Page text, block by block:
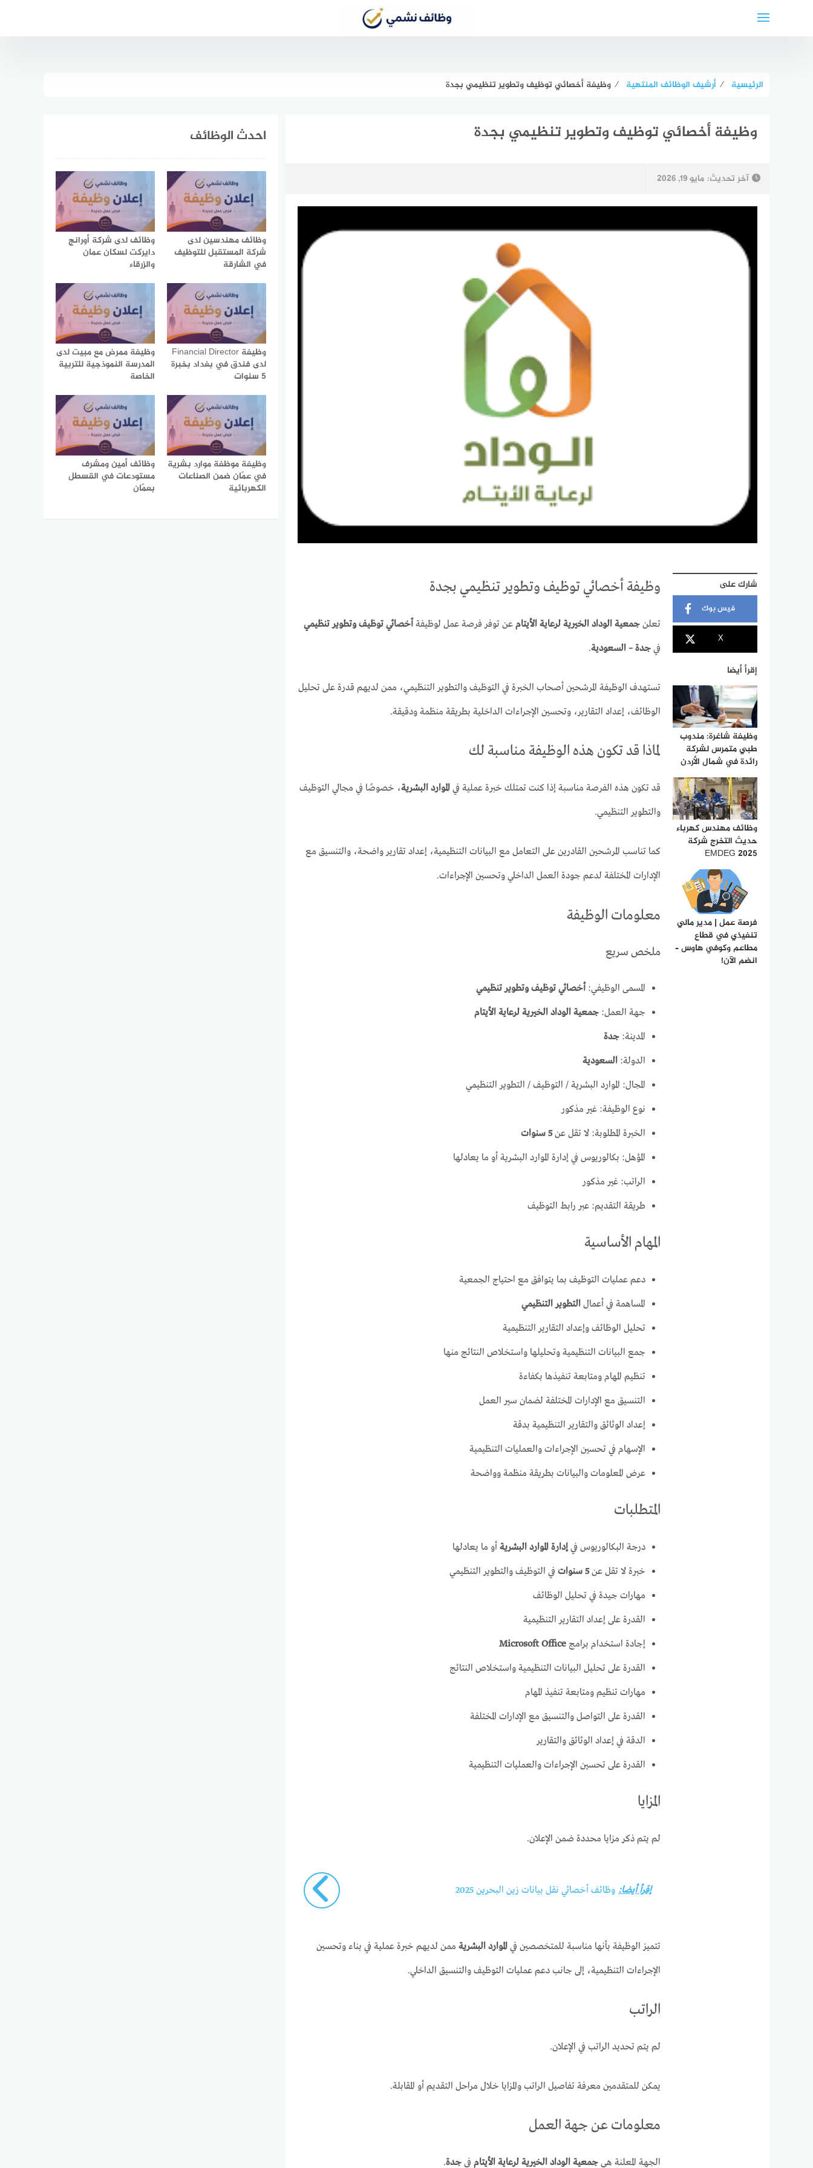
الرئيسية ⁄ أرشيف الوظائف المنتهية ⁄ وظيفة أخصائي توظيف وتطوير تنظيمي بجدة
وظيفة أخصائي توظيف وتطوير تنظيمي بجدة
آخر تحديث: مايو 19, 2026
شارك على
فيس بوك
X
إقرأ أيضا
وظيفة شاغرة: مندوب
طبي متمرس لشركة
رائدة في شمال الأردن
وظائف مهندس كهرباء
حديث التخرج شركة
EMDEG 2025
فرصة عمل | مدير مالي
تنفيذي في قطاع
مطاعم وكوفي هاوس –
انضم الآن!
وظيفة أخصائي توظيف وتطوير تنظيمي بجدة
تعلن جمعية الوداد الخيرية لرعاية الأيتامعن توفر فرصة عمل لوظيفة أخصائي توظيف وتطوير تنظيمي
في جدة – السعودية.
تستهدف الوظيفة المرشحين أصحاب الخبرة في التوظيف والتطوير التنظيمي، ممن لديهم قدرة على تحليل
الوظائف، إعداد التقارير، وتحسين الإجراءات الداخلية بطريقة منظمة ودقيقة.
لماذا قد تكون هذه الوظيفة مناسبة لك
قد تكون هذه الفرصة مناسبة إذا كنت تمتلك خبرة عملية في الموارد البشرية، خصوصًا في مجالي التوظيف
والتطوير التنظيمي.
كما تناسب المرشحين القادرين على التعامل مع البيانات التنظيمية، إعداد تقارير واضحة، والتنسيق مع
الإدارات المختلفة لدعم جودة العمل الداخلي وتحسين الإجراءات.
معلومات الوظيفة
ملخص سريع
المسمى الوظيفي: أخصائي توظيف وتطوير تنظيمي
جهة العمل: جمعية الوداد الخيرية لرعاية الأيتام
المدينة: جدة
الدولة: السعودية
المجال: الموارد البشرية / التوظيف / التطوير التنظيمي
نوع الوظيفة: غير مذكور
الخبرة المطلوبة: لا تقل عن5 سنوات
المؤهل: بكالوريوس في إدارة الموارد البشرية أو ما يعادلها
الراتب: غير مذكور
طريقة التقديم: عبر رابط التوظيف
المهام الأساسية
دعم عمليات التوظيف بما يتوافق مع احتياج الجمعية
المساهمة في أعمال التطوير التنظيمي
تحليل الوظائف وإعداد التقارير التنظيمية
جمع البيانات التنظيمية وتحليلها واستخلاص النتائج منها
تنظيم المهام ومتابعة تنفيذها بكفاءة
التنسيق مع الإدارات المختلفة لضمان سير العمل
إعداد الوثائق والتقارير التنظيمية بدقة
الإسهام في تحسين الإجراءات والعمليات التنظيمية
عرض المعلومات والبيانات بطريقة منظمة وواضحة
المتطلبات
درجة البكالوريوس في إدارة الموارد البشريةأو ما يعادلها
خبرة لا تقل عن5 سنوات
في التوظيف والتطوير التنظيمي
مهارات جيدة في تحليل الوظائف
القدرة على إعداد التقارير التنظيمية
إجادة استخدام برامج Microsoft Office
القدرة على تحليل البيانات التنظيمية واستخلاص النتائج
مهارات تنظيم ومتابعة تنفيذ المهام
القدرة على التواصل والتنسيق مع الإدارات المختلفة
الدقة في إعداد الوثائق والتقارير
القدرة على تحسين الإجراءات والعمليات التنظيمية
المزايا
لم يتم ذكر مزايا محددة ضمن الإعلان.
إقرأ أيضا: وظائف أخصائي نقل بيانات زين البحرين 2025
تتميز الوظيفة بأنها مناسبة للمتخصصين في الموارد البشريةممن لديهم خبرة عملية في بناء وتحسين
الإجراءات التنظيمية، إلى جانب دعم عمليات التوظيف والتنسيق الداخلي.
الراتب
لم يتم تحديد الراتب في الإعلان.
يمكن للمتقدمين معرفة تفاصيل الراتب والمزايا خلال مراحل التقديم أو المقابلة.
معلومات عن جهة العمل
الجهة المعلنة هي جمعية الوداد الخيرية لرعاية الأيتامفي جدة.
احدث الوظائف
وظائف مهندسين لدى
شركة المستقبل للتوظيف
في الشارقة
وظائف لدى شركة أورانج
دايركت لسكان عمان
والزرقاء
وظيفة Financial Director
لدى فندق في بغداد بخبرة
5 سنوات
وظيفة ممرض مع مبيت لدى
المدرسة النموذجية للتربية
الخاصة
وظيفة موظفة موارد بشرية
في عمّان ضمن الصناعات
الكهربائية
وظائف أمين ومشرف
مستودعات في القسطل
بعمّان